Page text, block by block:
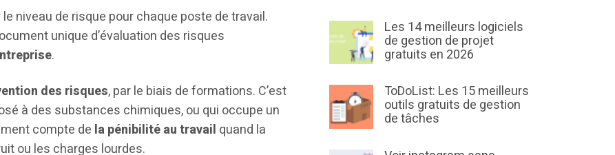
niveau de risque pour chaque poste de travail.
unique d’évaluation des risques
.
des risques, par le biais de formations. C’est
à des substances chimiques, ou qui occupe un
compte de la pénibilité au travail quand la
ou les charges lourdes.
Les 14 meilleurs logiciels
de gestion de projet
gratuits en 2026
ToDoList: Les 15 meilleurs
outils gratuits de gestion
de tâches